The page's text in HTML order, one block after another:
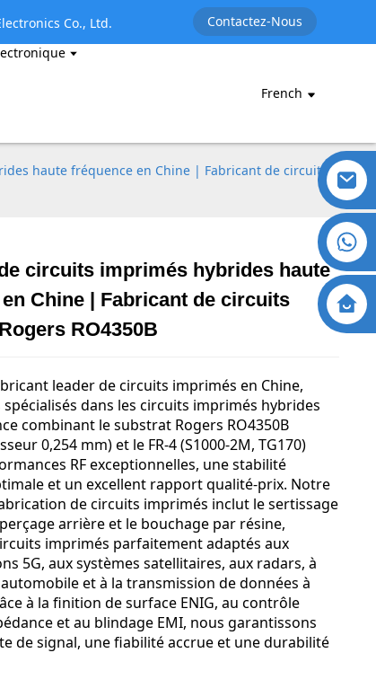
Co., Ltd.
Contactez-Nous
French
haute fréquence en Chine | Fabricant de circuits
circuits imprimés hybrides haute
Chine | Fabricant de circuits
RO4350B
leader de circuits imprimés en Chine,
dans les circuits imprimés hybrides
combinant le substrat Rogers RO4350B
0,254 mm) et le FR-4 (S1000-2M, TG170)
RF exceptionnelles, une stabilité
et un excellent rapport qualité-prix. Notre
de circuits imprimés inclut le sertissage
arrière et le bouchage par résine,
imprimés parfaitement adaptés aux
5G, aux systèmes satellitaires, aux radars, à
et à la transmission de données à
à la finition de surface ENIG, au contrôle
et au blindage EMI, nous garantissons
de signal, une fiabilité accrue et une durabilité